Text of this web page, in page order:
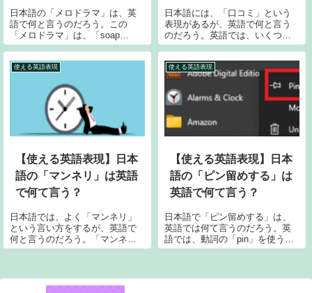
日本語の「メロドラマ」は、英
語で何と言うのだろう。この
「メロドラマ」は、「soap
opera」という用語を使って表現
意味は「石鹸オペラ」。石鹸製
ンサーとなっていたことから
「ソープオペ...
日本語には、「口コミ」という
表現があるが、英語で何と言う
のだろう。英語では、いくつか
言い回しがあるが、ネィティブ
mouth」が一番近いようだ。今回
は、「口コミ」の英語表現、そ
の英語の意味、「word of...
使える英語表現
【使える英語表現】日本
語の「マンネリ」は英語
で何て言う？
日本語では、よく「マンネリ」
という言い方をするが、英語で
何と言うのだろう。「マンネ
リ」は、「mannerism」(マンネ
味) を省略した和製英語なので、
使える英語表現
【使える英語表現】日本
語の「ピン留めする」は
英語で何て言う？
日本語で「ピン留めする」は、
英語では何て言うのだろう。英
語では、動詞の「pin」を使う。
文字どおり、「ピンで止める」